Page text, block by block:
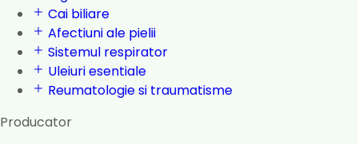
Cai biliare
Afectiuni ale pielii
Sistemul respirator
Uleiuri esentiale
Reumatologie si traumatisme
Producator